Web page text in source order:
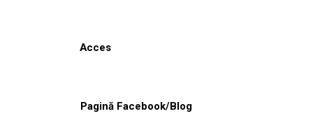
Acces
Pagină Facebook/Blog